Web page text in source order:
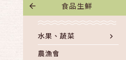
食品生鮮
水果、蔬菜
農漁會